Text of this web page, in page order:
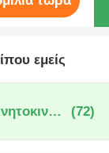
εμείς
China αυτοκινητοκινητοκινητοκινητοκινητοκινητοκινητοκινητοκινητοκινητοκινητοκινητοκινητικο (72)